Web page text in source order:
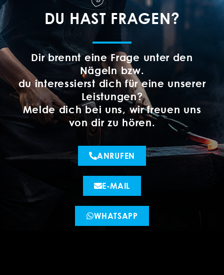
DU HAST FRAGEN?
Dir brennt eine Frage unter den
Nägeln bzw.
du interessierst dich für eine unserer
Leistungen?
Melde dich bei uns, wir freuen uns
von dir zu hören.
ANRUFEN
E-MAIL
WHATSAPP